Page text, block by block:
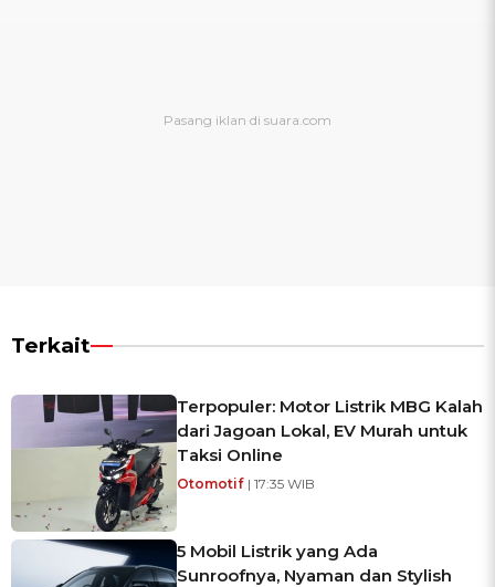
Terkait
Terpopuler: Motor Listrik MBG Kalah
dari Jagoan Lokal, EV Murah untuk
Taksi Online
Otomotif | 17:35 WIB
5 Mobil Listrik yang Ada
Sunroofnya, Nyaman dan Stylish